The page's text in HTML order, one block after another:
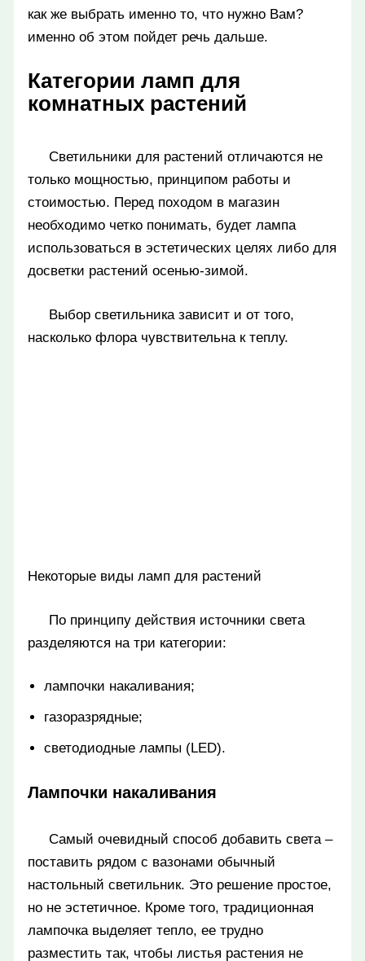
как же выбрать именно то, что нужно Вам?
именно об этом пойдет речь дальше.
Категории ламп для
комнатных растений
Светильники для растений отличаются не
только мощностью, принципом работы и
стоимостью. Перед походом в магазин
необходимо четко понимать, будет лампа
использоваться в эстетических целях либо для
досветки растений осенью-зимой.
Выбор светильника зависит и от того,
насколько флора чувствительна к теплу.
Некоторые виды ламп для растений
По принципу действия источники света
разделяются на три категории:
лампочки накаливания;
газоразрядные;
светодиодные лампы (LED).
Лампочки накаливания
Самый очевидный способ добавить света –
поставить рядом с вазонами обычный
настольный светильник. Это решение простое,
но не эстетичное. Кроме того, традиционная
лампочка выделяет тепло, ее трудно
разместить так, чтобы листья растения не